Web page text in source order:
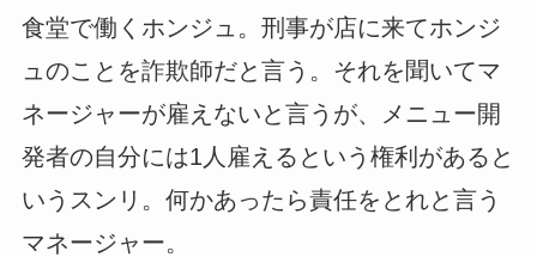
食堂で働くホンジュ。刑事が店に来てホンジ
ュのことを詐欺師だと言う。それを聞いてマ
ネージャーが雇えないと言うが、メニュー開
発者の自分には1人雇えるという権利があると
いうスンリ。何かあったら責任をとれと言う
マネージャー。